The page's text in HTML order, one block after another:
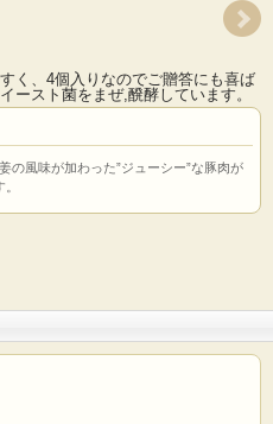
く、4個入りなのでご贈答にも喜ば
ースト菌をまぜ,醗酵しています。
の風味が加わった”ジューシー”な豚肉が